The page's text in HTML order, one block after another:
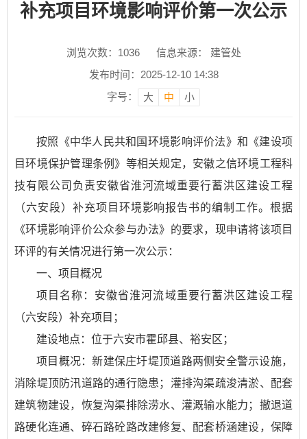
补充项目环境影响评价第一次公示
浏览次数： 1036
信息来源： 建管处
发布时间：2025-12-10 14:38
字号：
大 中 小
按照《中华人民共和国环境影响评价法》和《建设项
目环境保护管理条例》等相关规定，安徽之信环境工程科
技有限公司负责安徽省淮河流域重要行蓄洪区建设工程
（六安段）补充项目环境影响报告书的编制工作。根据
《环境影响评价公众参与办法》的要求，现申请将该项目
环评的有关情况进行第一次公示：
一、项目概况
项目名称：安徽省淮河流域重要行蓄洪区建设工程
（六安段）补充项目；
建设地点：位于六安市霍邱县、裕安区；
项目概况：新建保庄圩堤顶道路两侧安全警示设施，
消除堤顶防汛道路的通行隐患；灌排沟渠疏浚清淤、配套
建筑物建设，恢复沟渠排除涝水、灌溉输水能力；撤退道
路硬化连通、碎石路砼路改建修复、配套桥涵建设，保障